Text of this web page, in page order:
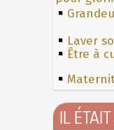
Laver
Être à
IL